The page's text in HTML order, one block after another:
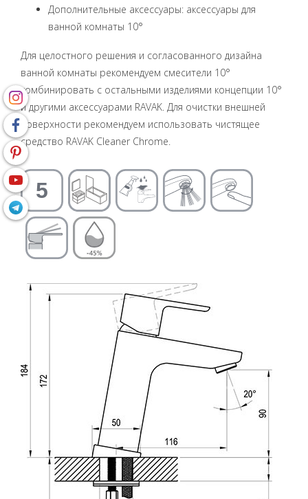
Дополнительные аксессуары: аксессуары для
ванной комнаты 10°
Для целостного решения и согласованного дизайна
ванной комнаты рекомендуем смесители 10°
комбинировать с остальными изделиями концепции 10°
и другими аксессуарами RAVAK. Для очистки внешней
поверхности рекомендуем использовать чистящее
средство RAVAK Cleaner Chrome.